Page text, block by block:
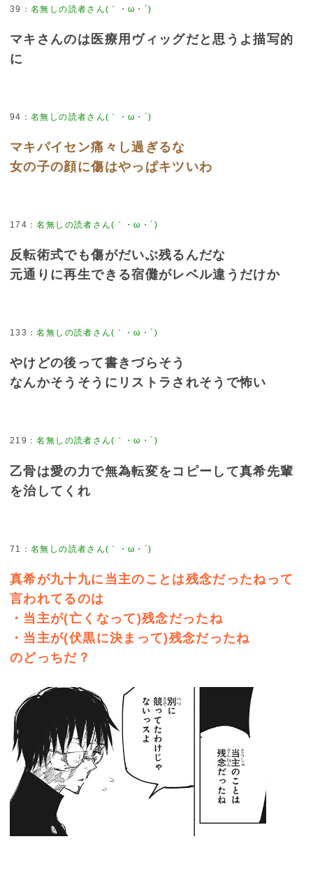
39 ：名無しの読者さん(｀・ω・´)
マキさんのは医療用ヴィッグだと思うよ描写的
に
94 ：名無しの読者さん(｀・ω・´)
マキパイセン痛々し過ぎるな
女の子の顔に傷はやっぱキツいわ
174 ：名無しの読者さん(｀・ω・´)
反転術式でも傷がだいぶ残るんだな
元通りに再生できる宿儺がレベル違うだけか
133 ：名無しの読者さん(｀・ω・´)
やけどの後って書きづらそう
なんかそうそうにリストラされそうで怖い
219 ：名無しの読者さん(｀・ω・´)
乙骨は愛の力で無為転変をコピーして真希先輩
を治してくれ
71 ：名無しの読者さん(｀・ω・´)
真希が九十九に当主のことは残念だったねって
言われてるのは
・当主が(亡くなって)残念だったね
・当主が(伏黒に決まって)残念だったね
のどっちだ？